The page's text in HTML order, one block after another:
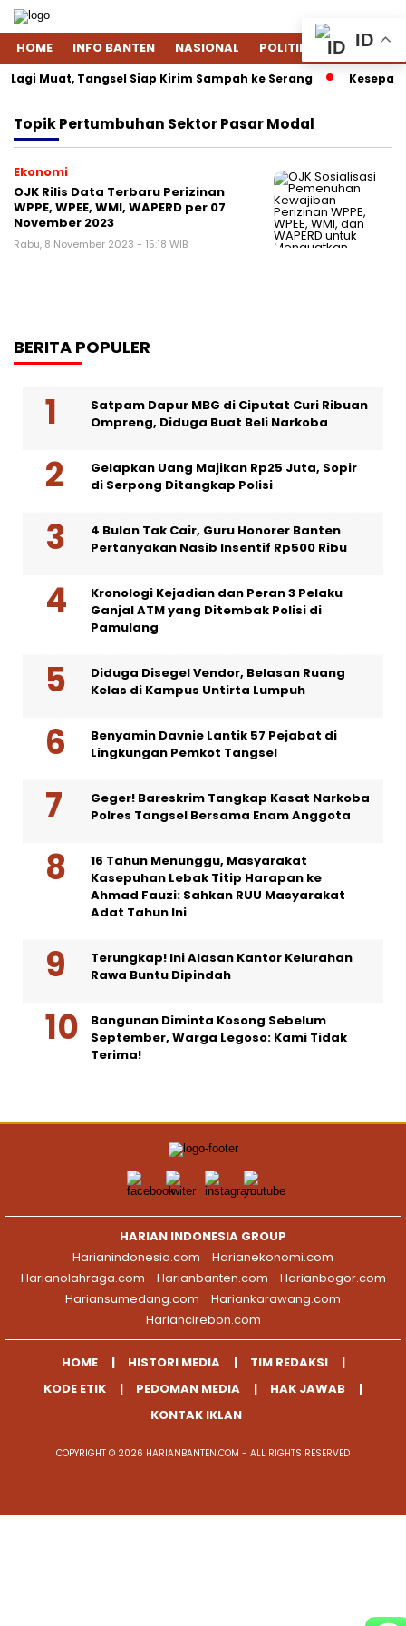
HOME INFO BANTEN NASIONAL POLITIK EKONOMI
Muat, Tangsel Siap Kirim Sampah ke Serang
TopikPertumbuhan Sektor Pasar Modal
Ekonomi
OJK Rilis Data Terbaru Perizinan
WPPE, WPEE, WMI, WAPERD per 07
November 2023
Rabu, 8 November 2023 - 15:18 WIB
BERITA POPULER
Satpam Dapur MBG di Ciputat Curi Ribuan
Ompreng, Diduga Buat Beli Narkoba
Gelapkan Uang Majikan Rp25 Juta, Sopir
di Serpong Ditangkap Polisi
4 Bulan Tak Cair, Guru Honorer Banten
Pertanyakan Nasib Insentif Rp500 Ribu
Kronologi Kejadian dan Peran 3 Pelaku
Ganjal ATM yang Ditembak Polisi di
Pamulang
Diduga Disegel Vendor, Belasan Ruang
Kelas di Kampus Untirta Lumpuh
Benyamin Davnie Lantik 57 Pejabat di
Lingkungan Pemkot Tangsel
Geger! Bareskrim Tangkap Kasat Narkoba
Polres Tangsel Bersama Enam Anggota
16 Tahun Menunggu, Masyarakat
Kasepuhan Lebak Titip Harapan ke
Ahmad Fauzi: Sahkan RUU Masyarakat
Adat Tahun Ini
Terungkap! Ini Alasan Kantor Kelurahan
Rawa Buntu Dipindah
Bangunan Diminta Kosong Sebelum
September, Warga Legoso: Kami Tidak
Terima!
ID
HARIAN INDONESIA GROUP
Harianindonesia.com
Harianekonomi.com
Harianolahraga.com
Harianbanten.com
Harianbogor.com
Hariansumedang.com
Hariankarawang.com
Hariancirebon.com
HOME HISTORI MEDIA
TIM REDAKSI
KODE ETIK
PEDOMAN MEDIA
HAK JAWAB
KONTAK IKLAN
COPYRIGHT © 2026 HARIANBANTEN.COM - ALL RIGHTS RESERVED